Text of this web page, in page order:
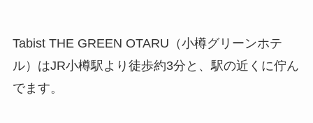
Tabist THE GREEN OTARU（小樽グリーンホテ
ル）はJR小樽駅より徒歩約3分と、駅の近くに佇ん
でます。